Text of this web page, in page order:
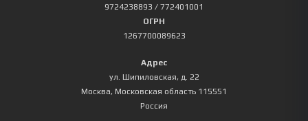
9724238893 / 772401001
ОГРН
1267700089623
Адрес
ул. Шипиловская, д. 22
Москва, Московская область 115551
Россия